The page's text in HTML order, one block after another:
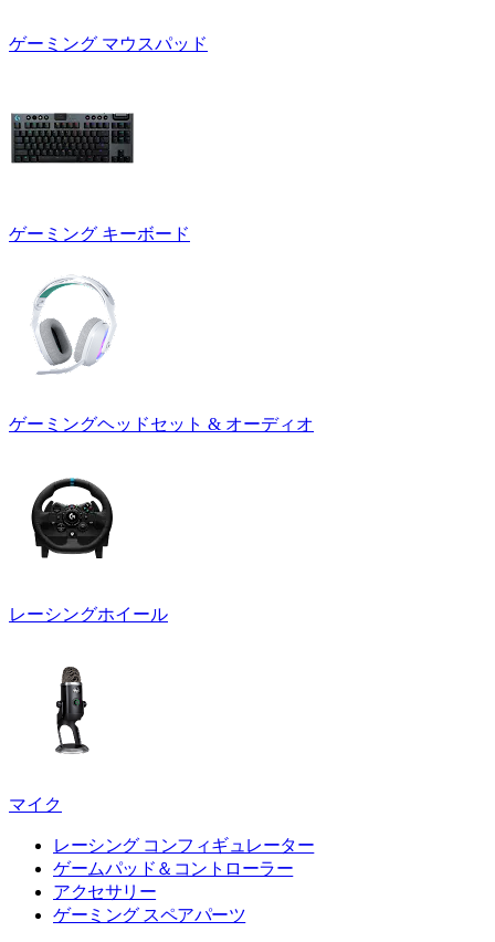
ゲーミング マウスパッド
ゲーミング キーボード
ゲーミングヘッドセット & オーディオ
レーシングホイール
マイク
レーシング コンフィギュレーター
ゲームパッド＆コントローラー
アクセサリー
ゲーミング スペアパーツ